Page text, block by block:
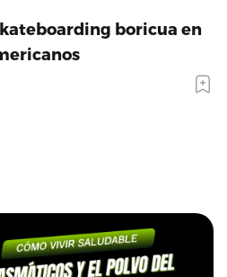
boricua en